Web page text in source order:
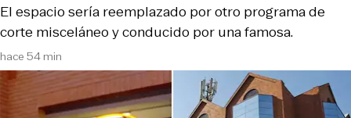
hace 54 min
El espacio sería reemplazado por otro programa de
corte misceláneo y conducido por una famosa.